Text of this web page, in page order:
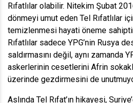
Rıfatlılar olabilir. Nitekim Şubat
dönmeyi umut eden Tel Rıfatlılar
temizlenmesi hayati öneme
Rıfatlılar sadece YPG’nin Rusya
saldırmasını değil, aynı zamanda
askerlerinin cesetlerini Afrin
üzerinde gezdirmesini de
Aslında Tel Rıfat’ın hikayesi,